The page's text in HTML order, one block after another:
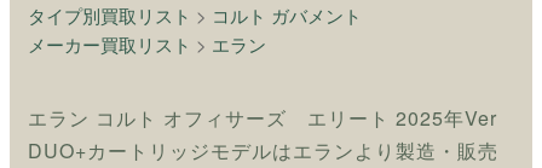
タイプ別買取リスト > コルト ガバメント
メーカー買取リスト > エラン
エラン コルト オフィサーズ エリート 2025年Ver
DUO+カートリッジモデルはエランより製造・販売